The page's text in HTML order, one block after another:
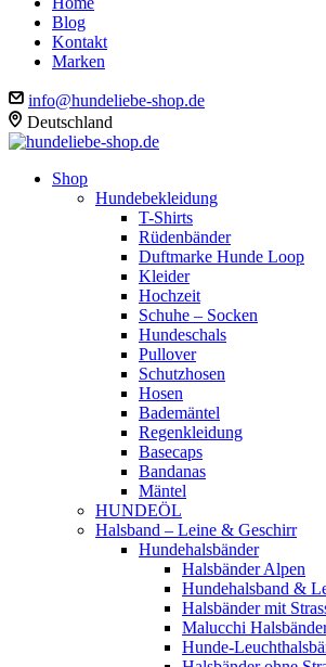
Blog
Kontakt
Marken
info@hundeliebe-shop.de
Deutschland
Shop
Hundebekleidung
T-Shirts
Rüdenbänder
Duftmarke Hunde Loop
Kleider
Hochzeit
Schuhe – Socken
Hundeschals
Pullover
Schutzhosen
Hosen
Bademäntel
Regenkleidung
Basecaps
Bandanas
Mäntel
HUNDEÖL
Halsband – Leine & Geschirr
Hundehalsbänder
Halsbänder Alpen
Hundehalsband &
Halsbänder mit
Malucchi
Hunde-